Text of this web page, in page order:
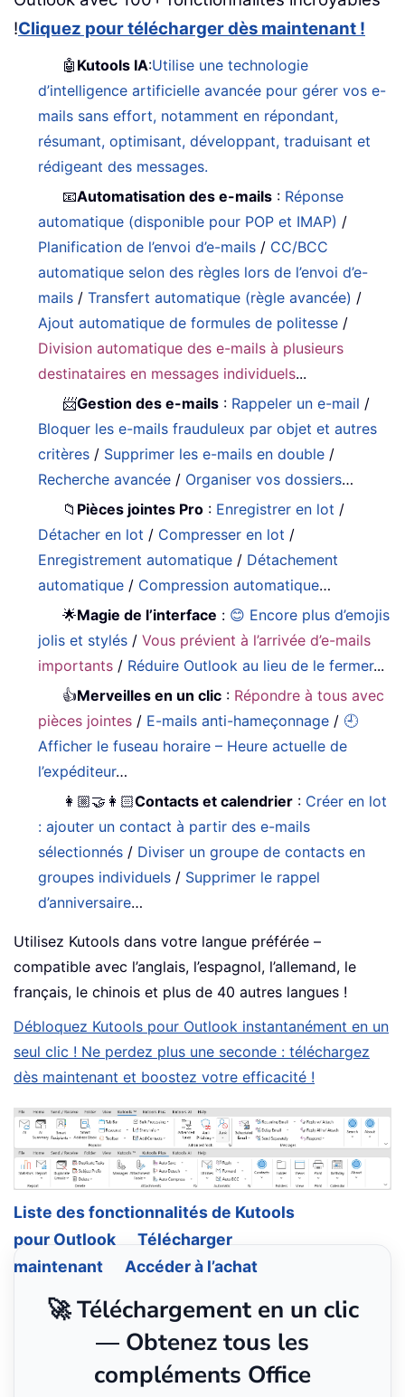
!Cliquez pour télécharger dès maintenant !
🤖 Kutools IA:Utilise une technologie
d’intelligence artificielle avancée pour gérer vos e-
mails sans effort, notamment en répondant,
résumant, optimisant, développant, traduisant et
rédigeant des messages.
📧Automatisation des e-mails : Réponse
automatique (disponible pour POP et IMAP) /
Planification de l’envoi d’e-mails / CC/BCC
automatique selon des règles lors de l’envoi d’e-
mails /Transfert automatique (règle avancée) /
Ajout automatique de formules de politesse /
Division automatique des e-mails à plusieurs
destinataires en messages individuels...
📨Gestion des e-mails : Rappeler un e-mail /
Bloquer les e-mails frauduleux par objet et autres
critères / Supprimer les e-mails en double /
Recherche avancée / Organiser vos dossiers…
📁 Pièces jointes Pro : Enregistrer en lot /
Détacher en lot / Compresser en lot /
Enregistrement automatique / Détachement
automatique / Compression automatique…
🌟Magie de l’interface : 😊 Encore plus d’emojis
jolis et stylés /Vous prévient à l’arrivée d’e-mails
importants / Réduire Outlook au lieu de le fermer...
👍Merveilles en un clic : Répondre à tous avec
pièces jointes / E-mails anti-hameçonnage / 🕘
Afficher le fuseau horaire – Heure actuelle de
l’expéditeur…
👩🏼‍🤝‍👩🏻Contacts et calendrier : Créer en lot
: ajouter un contact à partir des e-mails
sélectionnés / Diviser un groupe de contacts en
groupes individuels / Supprimer le rappel
d’anniversaire…
Utilisez Kutools dans votre langue préférée –
compatible avec l’anglais, l’espagnol, l’allemand, le
français, le chinois et plus de 40 autres langues !
Débloquez Kutools pour Outlook instantanément en un
seul clic ! Ne perdez plus une seconde : téléchargez
dès maintenant et boostez votre efficacité !
Liste des fonctionnalités de Kutools
pour Outlook
Télécharger
maintenant
Accéder à l’achat
🚀 Téléchargement en un clic
— Obtenez tous les
compléments Office